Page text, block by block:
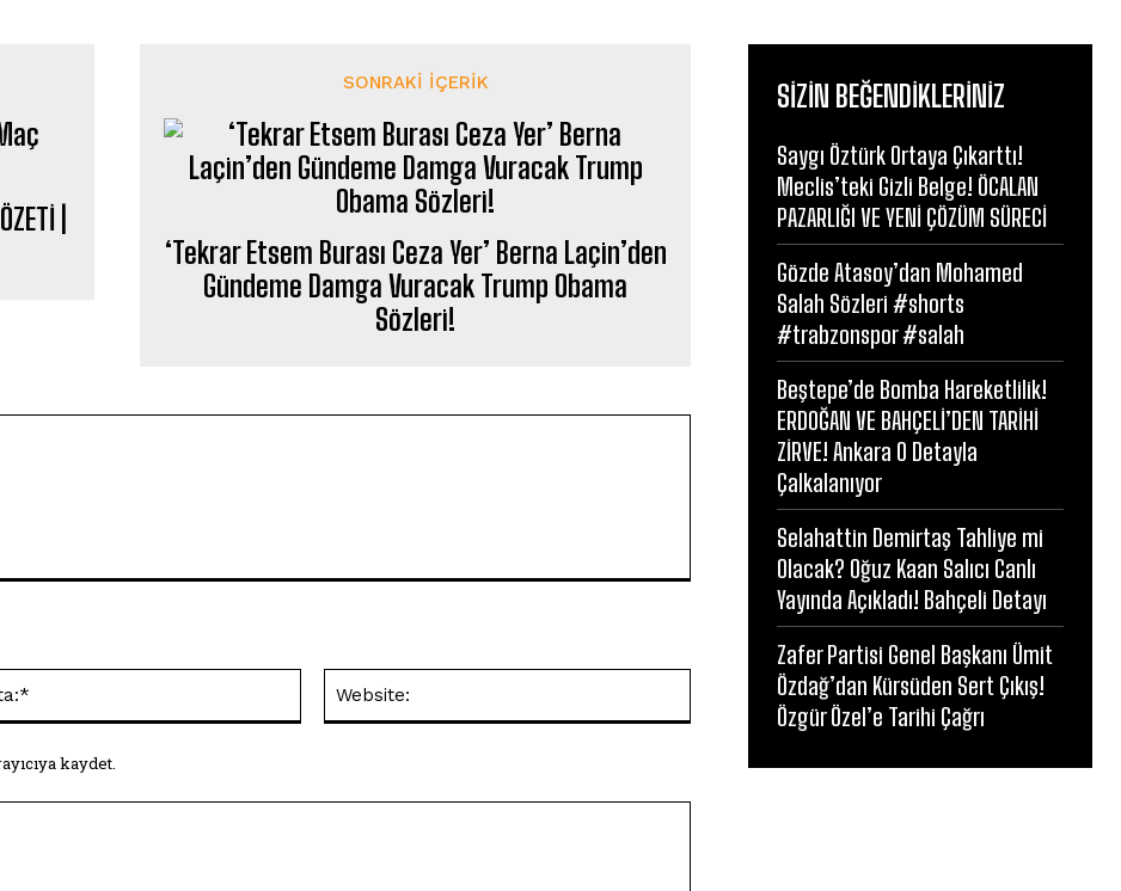
|
SONRAKI İÇERIK
‘Tekrar Etsem Burası Ceza Yer’ Berna Laçin’den
Gündeme Damga Vuracak Trump Obama
Sözleri!
Posta:*
kaydet.
SIZIN BEĞENDIKLERINIZ
Saygı Öztürk Ortaya Çıkarttı!
Meclis’teki Gizli Belge! ÖCALAN
PAZARLIĞI VE YENİ ÇÖZÜM SÜRECİ
Gözde Atasoy’dan Mohamed
Salah Sözleri #shorts
#trabzonspor #salah
Beştepe’de Bomba Hareketlilik!
ERDOĞAN VE BAHÇELİ’DEN TARİHİ
ZİRVE! Ankara O Detayla
Çalkalanıyor
Selahattin Demirtaş Tahliye mi
Olacak? Oğuz Kaan Salıcı Canlı
Yayında Açıkladı! Bahçeli Detayı
Zafer Partisi Genel Başkanı Ümit
Özdağ’dan Kürsüden Sert Çıkış!
Özgür Özel’e Tarihi Çağrı